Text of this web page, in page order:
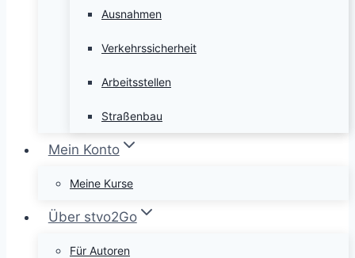
Ausnahmen
Verkehrssicherheit
Arbeitsstellen
Straßenbau
Mein Konto
Meine Kurse
Über stvo2Go
Für Autoren